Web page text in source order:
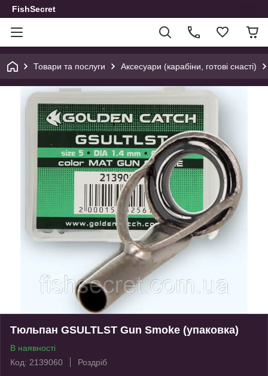
FishSecret
Товари та послуги Аксесуари (карабіни, готові снасті)
Тюльпан GSULTLST Gun Smoke (упаковка)
В наявності
Код: 2139060
Роздріб